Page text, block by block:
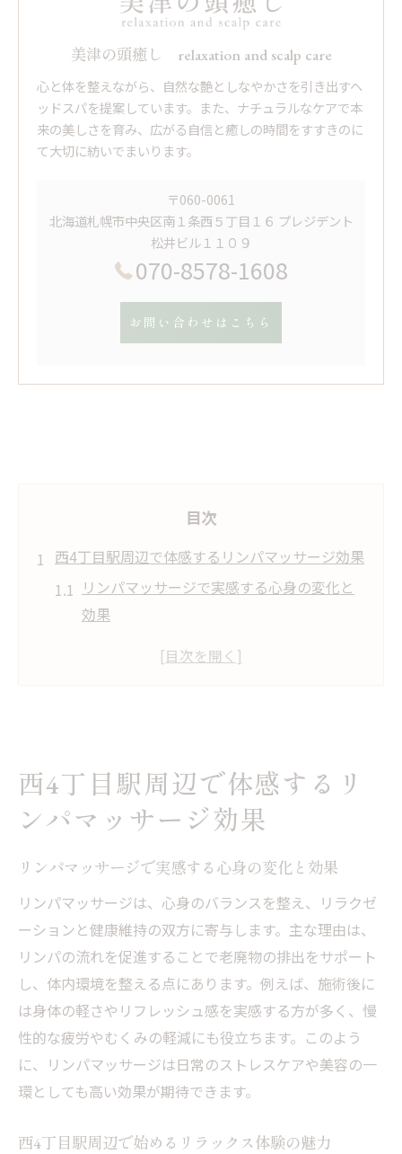
美津の頭癒し relaxation and scalp care
心と体を整えながら、自然な艶としなやかさを引き出すヘ
ッドスパを提案しています。また、ナチュラルなケアで本
来の美しさを育み、広がる自信と癒しの時間をすすきのに
て大切に紡いでまいります。
〒060-0061
北海道札幌市中央区南１条西５丁目１６ プレジデント
松井ビル１１０９
070-8578-1608
お問い合わせはこちら
目次
西4丁目駅周辺で体感するリンパマッサージ効果
リンパマッサージで実感する心身の変化と
効果
西4丁目駅周辺で始めるリラックス体験の魅
り感
リンパマッサージで日常疲労を和らげるポ
駅近で続けやすいリンパマッサージのメリ
ット
リンパマッサージの頻度がもたらす美容メリッ
ト
リンパマッサージ週1回の頻度が美しさを引
き出す理由
定期的なリンパマッサージで肌ツヤが変わ
る仕組み
頻度を守ることで得られるむくみ対策の実
感
西4丁目駅周辺で体感するリ
ンパマッサージ効果
リンパマッサージで実感する心身の変化と効果
リンパマッサージは、心身のバランスを整え、リラクゼ
ーションと健康維持の双方に寄与します。主な理由は、
リンパの流れを促進することで老廃物の排出をサポート
し、体内環境を整える点にあります。例えば、施術後に
は身体の軽さやリフレッシュ感を実感する方が多く、慢
性的な疲労やむくみの軽減にも役立ちます。このよう
に、リンパマッサージは日常のストレスケアや美容の一
環としても高い効果が期待できます。
西4丁目駅周辺で始めるリラックス体験の魅力